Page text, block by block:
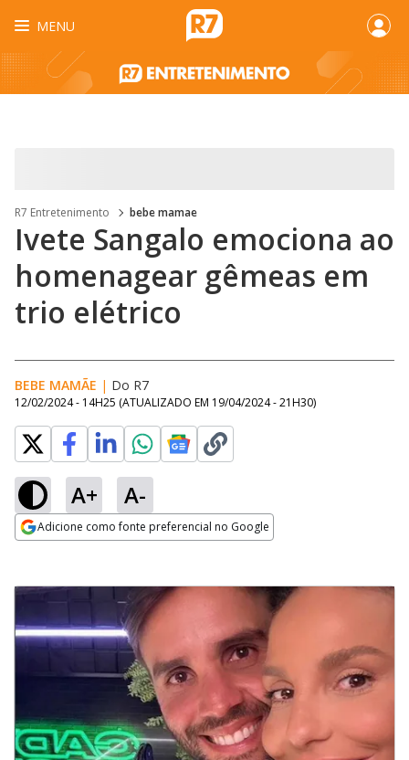
MENU
R7 Entretenimento bebe mamae
Ivete Sangalo emociona ao
homenagear gêmeas em
trio elétrico
BEBE MAMÃE | Do R7
12/02/2024 - 14H25 (ATUALIZADO EM 19/04/2024 - 21H30)
A+ A-
Adicione como fonte preferencial no Google